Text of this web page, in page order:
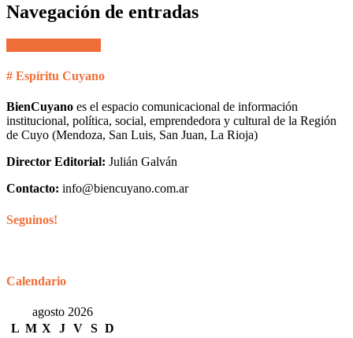
Navegación de entradas
# Espíritu Cuyano
BienCuyano es el espacio comunicacional de información
institucional, política, social, emprendedora y cultural de la Región
de Cuyo (Mendoza, San Luis, San Juan, La Rioja)
Director Editorial: Julián Galván
Contacto: info@biencuyano.com.ar
Seguinos!
Calendario
agosto 2026
L M X J V S D